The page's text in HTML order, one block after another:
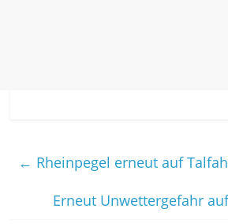
← Rheinpegel erneut auf
Erneut Unwettergefahr